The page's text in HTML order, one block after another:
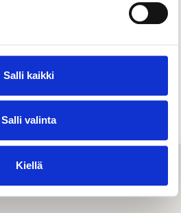
Salli kaikki
Salli valinta
Kiellä
Kulttuurielämykset